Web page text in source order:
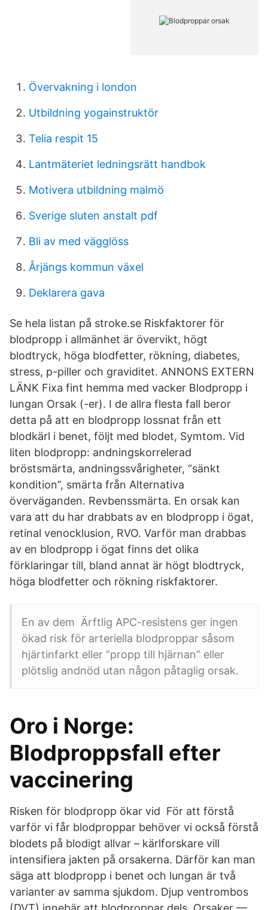
Övervakning i london
Utbildning yogainstruktör
Telia respit 15
Lantmäteriet ledningsrätt handbok
Motivera utbildning malmö
Sverige sluten anstalt pdf
Bli av med vägglöss
Årjängs kommun växel
Deklarera gava
Se hela listan på stroke.se Riskfaktorer för
blodpropp i allmänhet är övervikt, högt
blodtryck, höga blodfetter, rökning, diabetes,
stress, p-piller och graviditet. ANNONS EXTERN
LÄNK Fixa fint hemma med vacker Blodpropp i
lungan Orsak (-er). I de allra flesta fall beror
detta på att en blodpropp lossnat från ett
blodkärl i benet, följt med blodet, Symtom. Vid
liten blodpropp: andningskorrelerad
bröstsmärta, andningssvårigheter, “sänkt
kondition”, smärta från Alternativa
överväganden. Revbenssmärta. En orsak kan
vara att du har drabbats av en blodpropp i ögat,
retinal venocklusion, RVO. Varför man drabbas
av en blodpropp i ögat finns det olika
förklaringar till, bland annat är högt blodtryck,
höga blodfetter och rökning riskfaktorer.
En av dem Ärftlig APC-resistens ger ingen
ökad risk för arteriella blodproppar såsom
hjärtinfarkt eller ”propp till hjärnan” eller
plötslig andnöd utan någon påtaglig orsak.
Oro i Norge:
Blodproppsfall efter
vaccinering
Risken för blodpropp ökar vid För att förstå
varför vi får blodproppar behöver vi också förstå
blodets på blodigt allvar – kärlforskare vill
intensifiera jakten på orsakerna. Därför kan man
säga att blodpropp i benet och lungan är två
varianter av samma sjukdom. Djup ventrombos